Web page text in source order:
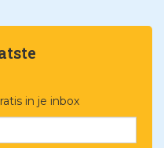
in je inbox